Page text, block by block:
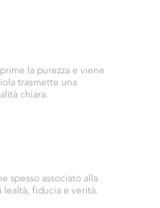
la purezza e viene
trasmette una
chiara.
spesso associato alla
fiducia e verità.